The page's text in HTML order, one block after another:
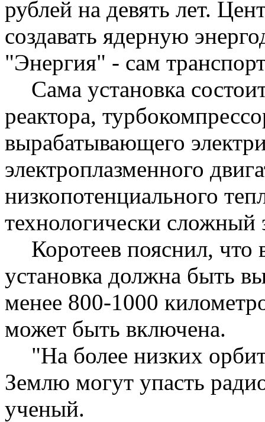
рублей на девять лет.
создавать ядерную
"Энергия" - сам
Сама установка
реактора,
вырабатывающего
электроплазменного
низкопотенциального
технологически сложный
Коротеев пояснил, что
установка должна быть
менее 800-1000
может быть включена.
"На более низких
Землю могут упасть
ученый.